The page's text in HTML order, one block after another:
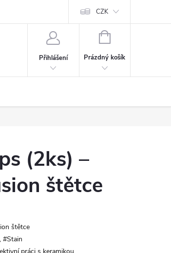
CZK
Přihlášení
NÁKUPNÍ
Prázdný košík
(2ks) –
štětce
štětce
#Stain